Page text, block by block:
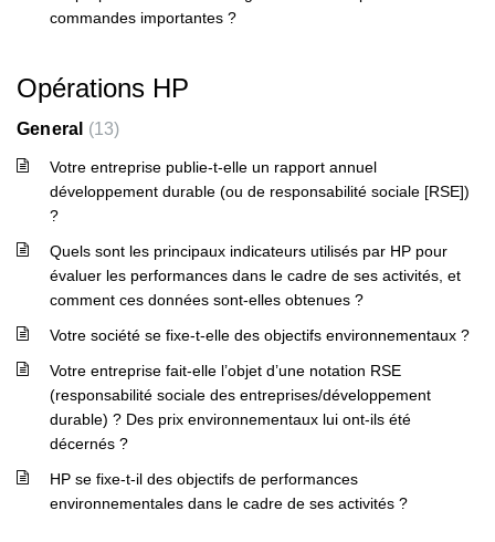
commandes importantes ?
Opérations HP
General 13
Votre entreprise publie-t-elle un rapport annuel
développement durable (ou de responsabilité sociale [RSE])
?
Quels sont les principaux indicateurs utilisés par HP pour
évaluer les performances dans le cadre de ses activités, et
comment ces données sont-elles obtenues ?
Votre société se fixe-t-elle des objectifs environnementaux ?
Votre entreprise fait-elle l’objet d’une notation RSE
(responsabilité sociale des entreprises/développement
durable) ? Des prix environnementaux lui ont-ils été
décernés ?
HP se fixe-t-il des objectifs de performances
environnementales dans le cadre de ses activités ?